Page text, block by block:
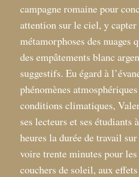
campagne romaine pour
attention sur le ciel, y capter
métamorphoses des nuages
des empâtements blanc
suggestifs. Eu égard à
phénomènes
conditions climatiques,
ses lecteurs et ses étudiants
heures la durée de travail sur
voire trente minutes pour
couchers de soleil, aux effets